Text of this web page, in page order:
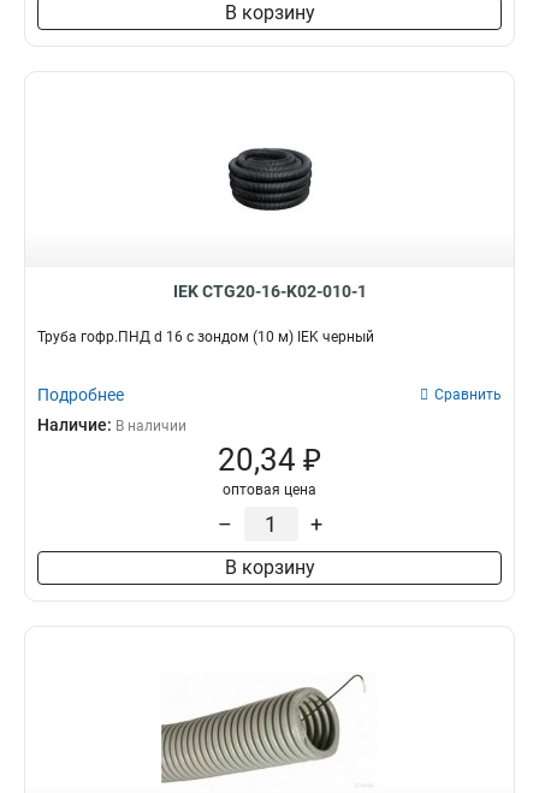
В корзину
IEK CTG20-16-K02-010-1
Труба гофр.ПНД d 16 с зондом (10 м) IEK черный
Подробнее Сравнить
Наличие: В наличии
20,34 ₽
оптовая цена
– +
В корзину